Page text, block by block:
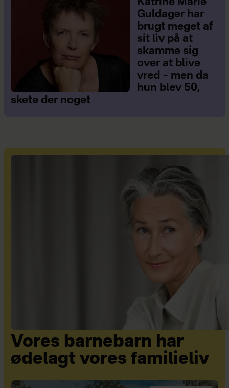
Katrine Marie
Guldager har
brugt meget af
sit liv på at
skamme sig
over at blive
vred – men da
hun blev 50,
skete der noget
Vores barnebarn har
ødelagt vores familieliv